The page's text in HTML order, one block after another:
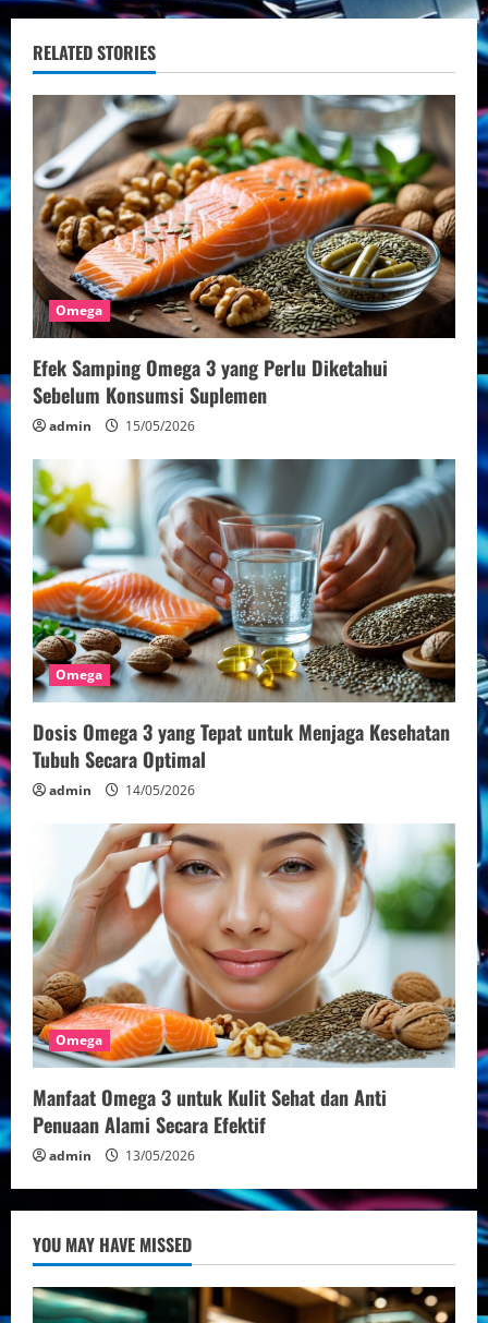
u
e
R
e
a
d
i
n
g
RELATED STORIES
Omega
Efek Samping Omega 3 yang Perlu Diketahui
Sebelum Konsumsi Suplemen
admin 15/05/2026
Omega
Dosis Omega 3 yang Tepat untuk Menjaga Kesehatan
Tubuh Secara Optimal
admin 14/05/2026
Omega
Manfaat Omega 3 untuk Kulit Sehat dan Anti
Penuaan Alami Secara Efektif
admin 13/05/2026
YOU MAY HAVE MISSED